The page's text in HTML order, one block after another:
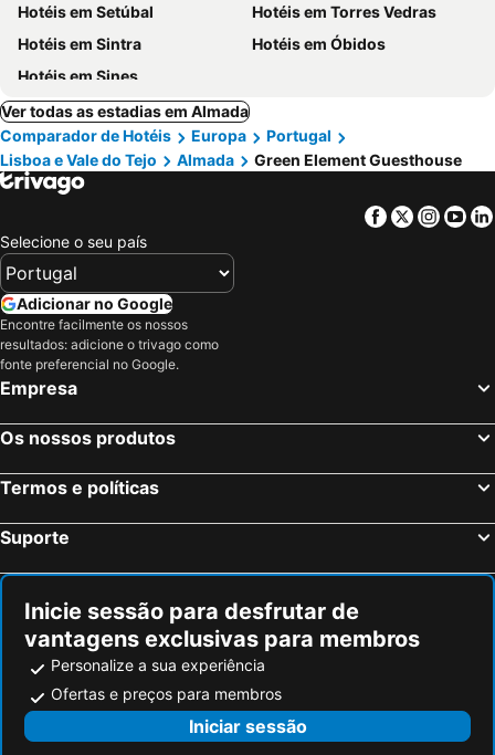
Hotéis em Setúbal
Hotéis em Torres Vedras
Hotéis em Sintra
Hotéis em Óbidos
Hotéis em Sines
Ver todas as estadias em Almada
Comparador de Hotéis
Europa
Portugal
Lisboa e Vale do Tejo
Almada Green Element Guesthouse
Facebook
Twitter
Selecione o seu país
Adicionar no Google
Encontre facilmente os nossos
resultados: adicione o trivago como
fonte preferencial no Google.
Empresa
Os nossos produtos
Termos e políticas
Suporte
Inicie sessão para desfrutar de
vantagens exclusivas para membros
Personalize a sua experiência
Ofertas e preços para membros
Iniciar sessão